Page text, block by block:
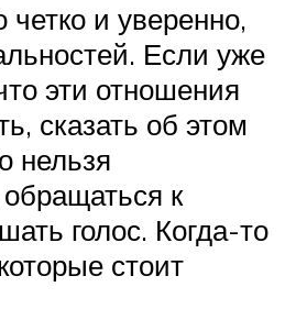
четко и уверенно,
Если уже
эти отношения
сказать об этом
нельзя
к
голос. Когда-то
стоит